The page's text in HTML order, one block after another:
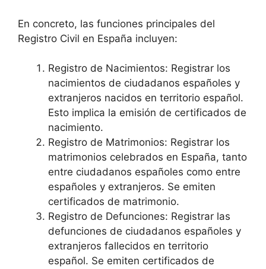
En concreto, las funciones principales del
Registro Civil en España incluyen:
Registro de Nacimientos: Registrar los
nacimientos de ciudadanos españoles y
extranjeros nacidos en territorio español.
Esto implica la emisión de certificados de
nacimiento.
Registro de Matrimonios: Registrar los
matrimonios celebrados en España, tanto
entre ciudadanos españoles como entre
españoles y extranjeros. Se emiten
certificados de matrimonio.
Registro de Defunciones: Registrar las
defunciones de ciudadanos españoles y
extranjeros fallecidos en territorio
español. Se emiten certificados de